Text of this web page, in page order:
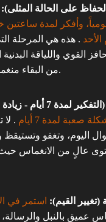
على الحالة المثلى):
وأفكر لمدة ساعتين
. هذه هي المرحلة
القوي واللياقة
من البقاء منغمساً في التفكير لعدة أيام.
المرحلة الرابعة
صعبة لمدة 7 أيام
.
اليوم، وتغفو
عالٍ من الانغماس
(تغيير القيم): استمر في
عميق بالنبل والرسالة،